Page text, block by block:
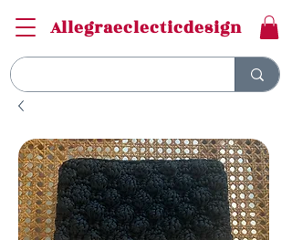
Allegraeclecticdesign